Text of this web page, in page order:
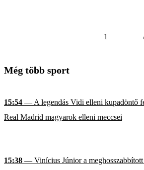
1
Még több sport
15:54 — A legendás Vidi elleni kupadöntő
Real Madrid magyarok elleni meccsei
15:38 — Vinícius Júnior a meghosszabbított